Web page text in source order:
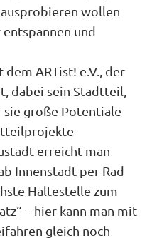
wollen
und
ARTist! e.V., der
dabei sein Stadtteil,
sie große Potentiale
erreicht man
Innenstadt per Rad
Haltestelle zum
– hier kann man mit
gleich noch